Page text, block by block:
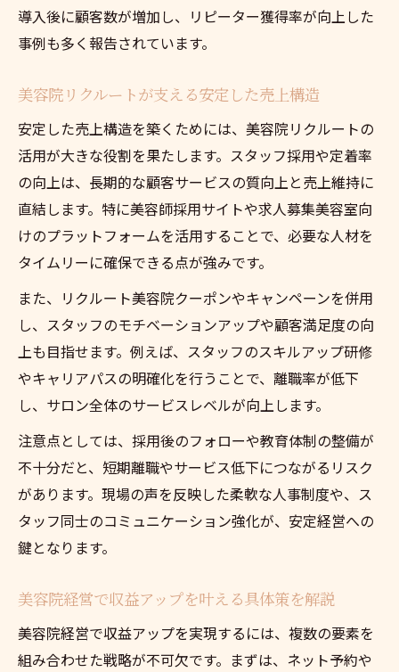
導入後に顧客数が増加し、リピーター獲得率が向上した
事例も多く報告されています。
美容院リクルートが支える安定した売上構造
安定した売上構造を築くためには、美容院リクルートの
活用が大きな役割を果たします。スタッフ採用や定着率
の向上は、長期的な顧客サービスの質向上と売上維持に
直結します。特に美容師採用サイトや求人募集美容室向
けのプラットフォームを活用することで、必要な人材を
タイムリーに確保できる点が強みです。
また、リクルート美容院クーポンやキャンペーンを併用
し、スタッフのモチベーションアップや顧客満足度の向
上も目指せます。例えば、スタッフのスキルアップ研修
やキャリアパスの明確化を行うことで、離職率が低下
し、サロン全体のサービスレベルが向上します。
注意点としては、採用後のフォローや教育体制の整備が
不十分だと、短期離職やサービス低下につながるリスク
があります。現場の声を反映した柔軟な人事制度や、ス
タッフ同士のコミュニケーション強化が、安定経営への
鍵となります。
美容院経営で収益アップを叶える具体策を解説
美容院経営で収益アップを実現するには、複数の要素を
組み合わせた戦略が不可欠です。まずは、ネット予約や